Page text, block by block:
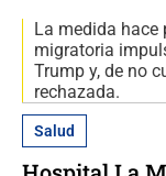
La medida hace
migratoria
Trump y, de no
rechazada.
Salud